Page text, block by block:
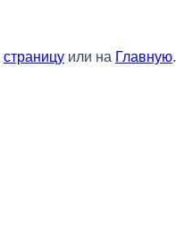
страницу или на Главную.